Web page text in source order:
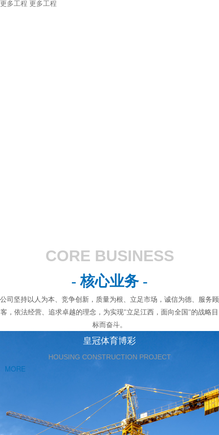
更多工程 更多工程
CORE BUSINESS
- 核心业务 -
公司坚持以人为本、竞争创新，质量为根、立足市场，诚信为德、服务顾
客，依法经营、追求卓越的理念，为实现"立足江西，面向全国"的战略目
标而奋斗。
皇冠体育博彩
HOUSING CONSTRUCTION PROJECT
MORE